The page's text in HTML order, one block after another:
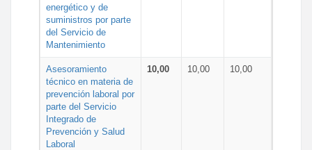
energético y de
suministros por parte
del Servicio de
Mantenimiento
Asesoramiento
técnico en materia de
prevención laboral por
parte del Servicio
Integrado de
Prevención y Salud
Laboral
10,00 10,00 10,00